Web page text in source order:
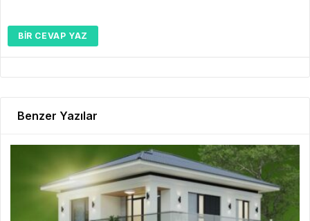
BIR CEVAP YAZ
Benzer Yazılar